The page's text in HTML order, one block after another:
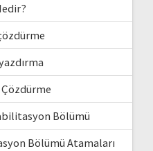
Bölümü
Bölümü Atamaları